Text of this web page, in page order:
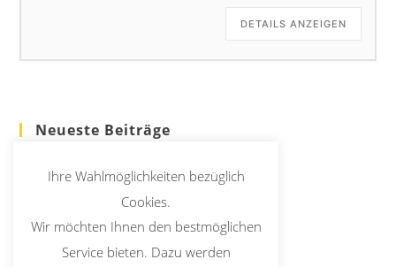
DETAILS ANZEIGEN
Neueste Beiträge
Erstkommunion 2026
Christi Himmelfahrt Prozession entfällt
Ihre Wahlmöglichkeiten bezüglich
Cookies.
Wir möchten Ihnen den bestmöglichen
Service bieten. Dazu werden